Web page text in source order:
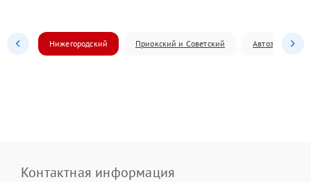
Нижегородский Приокский и Советский Автозаводский
Контактная информация